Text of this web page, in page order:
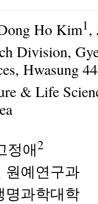
Ho Kim1,
Division,
Hwasung
& Life
정애2
원예연구과
명과학대학